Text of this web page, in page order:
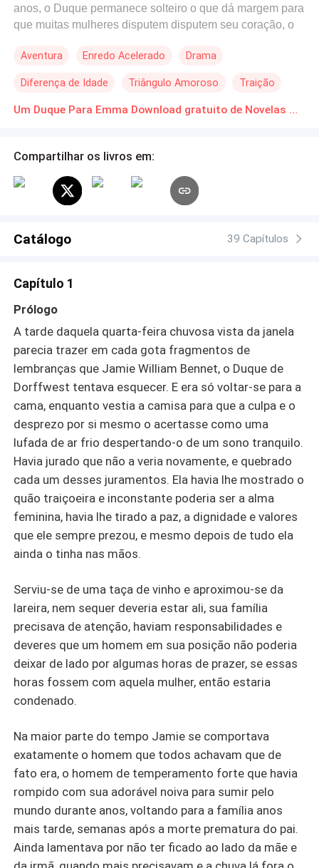
anos, o Duque permanece solteiro o que dá margem para
que muitas mulheres disputem disputem seu coração, o
amando a mesma mulher que o traiu, quando era mais
complicado caso de amor. Decidido a dar um basta nesse
relacionamento que fez com que ele se tornasse alguém
situação fora do comum, Jamie conhece Emma, uma
Inglaterra. A moça de beleza exuberante e modos um
tanto incomuns para uma senhorita, e com ela conta para
celebração que acontece em sua residência. Para
situação saindo do controle, eles decidem manter a
encenação até que Emma retorne aos Estados Unidos.
Mas, com o passar dos dias e maior intimidade, o que era
para ser uma farsa começa a despertar sentimentos em
ambos, causando intrigas, fofocas e uma disputa pelo
coração do Duque!
Aventura Enredo Acelerado Drama
Diferença de Idade Triângulo Amoroso Traição
Um Duque Para Emma Download gratuito de Novelas Online em PDF
Compartilhar os livros em:
Catálogo 39 Capítulos
Capítulo 1
Prólogo
A tarde daquela quarta-feira chuvosa vista da janela
parecia trazer em cada gota fragmentos de
lembranças que Jamie William Bennet, o Duque de
Dorffwest tentava esquecer. E era só voltar-se para a
cama, enquanto vestia a camisa para que a culpa e o
desprezo por si mesmo o acertasse como uma
lufada de ar frio despertando-o de um sono tranquilo.
Havia jurado que não a veria novamente, e quebrado
cada um desses juramentos. Ela havia lhe mostrado o
quão traiçoeira e inconstante poderia ser a alma
feminina, havia lhe tirado a paz, a dignidade e valores
que ele sempre prezou, e mesmo depois de tudo ela
ainda o tinha nas mãos.
Serviu-se de uma taça de vinho e aproximou-se da
lareira, nem sequer deveria estar ali, sua família
precisava de atenção, haviam responsabilidades e
deveres que um homem em sua posição não poderia
deixar de lado por algumas horas de prazer, se essas
horas fossem com aquela mulher, então estaria
condenado.
Na maior parte do tempo Jamie se comportava
exatamente o homem que todos achavam que de
fato era, o homem de temperamento forte que havia
rompido com sua adorável noiva para sumir pelo
mundo durante anos, voltando para a família anos
mais tarde, semanas após a morte prematura do pai.
Ainda lamentava por não ter ficado ao lado da mãe e